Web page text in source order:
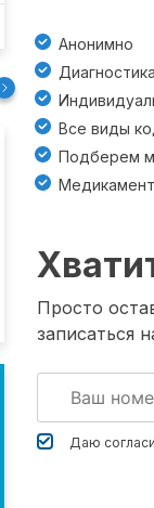
Анонимно
Все виды
Подберем
Просто
записаться
Даю